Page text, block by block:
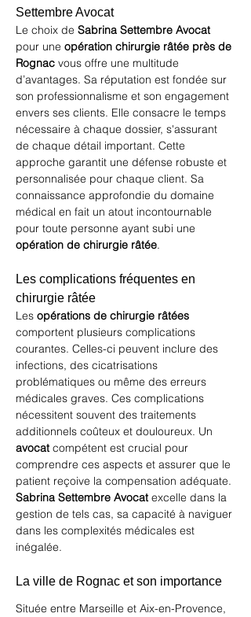
Settembre Avocat
Le choix de Sabrina Settembre Avocat
pour une opération chirurgie râtée près de
Rognac vous offre une multitude
d’avantages. Sa réputation est fondée sur
son professionnalisme et son engagement
envers ses clients. Elle consacre le temps
nécessaire à chaque dossier, s'assurant
de chaque détail important. Cette
approche garantit une défense robuste et
personnalisée pour chaque client. Sa
connaissance approfondie du domaine
médical en fait un atout incontournable
pour toute personne ayant subi une
opération de chirurgie râtée.
Les complications fréquentes en
chirurgie râtée
Les opérations de chirurgie râtées
comportent plusieurs complications
courantes. Celles-ci peuvent inclure des
infections, des cicatrisations
problématiques ou même des erreurs
médicales graves. Ces complications
nécessitent souvent des traitements
additionnels coûteux et douloureux. Un
avocat compétent est crucial pour
comprendre ces aspects et assurer que le
patient reçoive la compensation adéquate.
Sabrina Settembre Avocat excelle dans la
gestion de tels cas, sa capacité à naviguer
dans les complexités médicales est
inégalée.
La ville de Rognac et son importance
Située entre Marseille et Aix-en-Provence,